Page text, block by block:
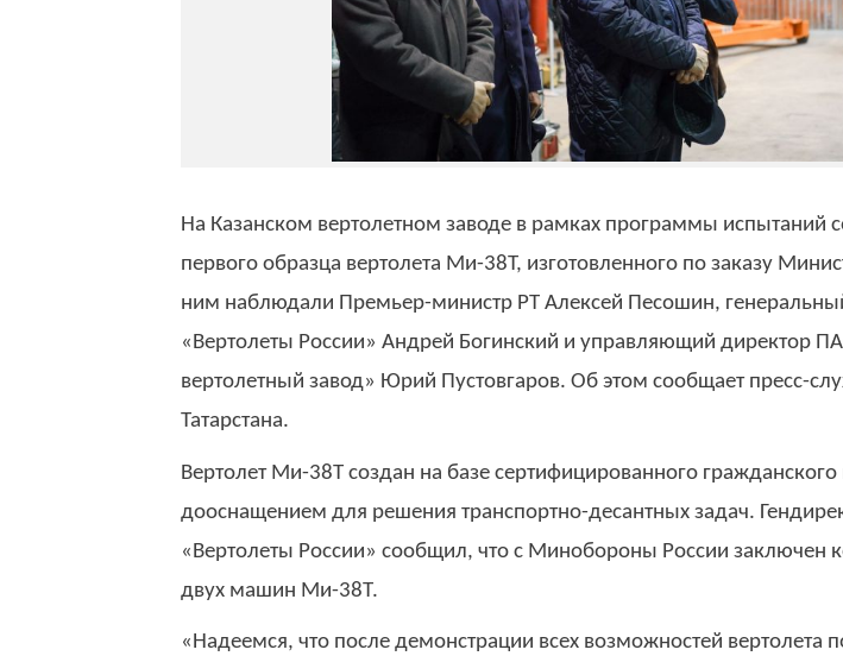
На Казанском вертолетном заводе в рамках программы испытаний
первого образца вертолета Ми-38Т, изготовленного по заказу
ним наблюдали Премьер-министр РТ Алексей Песошин,
«Вертолеты России» Андрей Богинский и управляющий директор
вертолетный завод» Юрий Пустовгаров. Об этом сообщает пресс-
Татарстана.
Вертолет Ми-38Т создан на базе сертифицированного
дооснащением для решения транспортно-десантных задач.
«Вертолеты России» сообщил, что с Минобороны России заключен
двух машин Ми-38Т.
«Надеемся, что после демонстрации всех возможностей вертолета